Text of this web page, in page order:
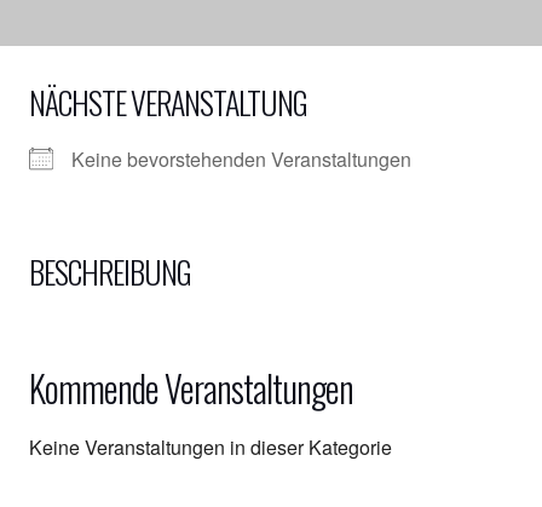
NÄCHSTE VERANSTALTUNG
Keine bevorstehenden Veranstaltungen
BESCHREIBUNG
Kommende Veranstaltungen
Keine Veranstaltungen in dieser Kategorie